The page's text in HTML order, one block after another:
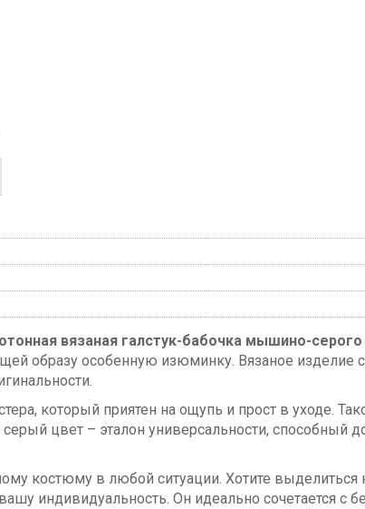
вязаная галстук-бабочка мышино-
образу особенную изюминку. Вязаное изделие
который приятен на ощупь и прост в уходе.
цвет – эталон универсальности, способный
костюму в любой ситуации. Хотите выделиться
индивидуальность. Он идеально сочетается